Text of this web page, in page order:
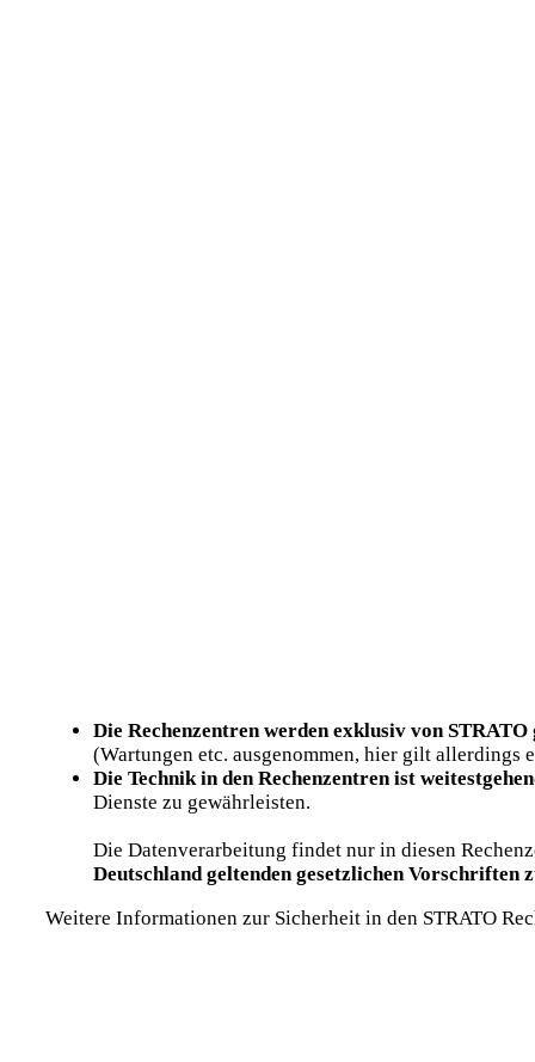
Die Rechenzentren werden exklusiv von STRATO
(Wartungen etc. ausgenommen, hier gilt
Die Technik in den Rechenzentren ist
Dienste zu gewährleisten.
Die Datenverarbeitung findet nur in diesen
Deutschland geltenden gesetzlichen Vorschriften
Weitere Informationen zur Sicherheit in den STRATO